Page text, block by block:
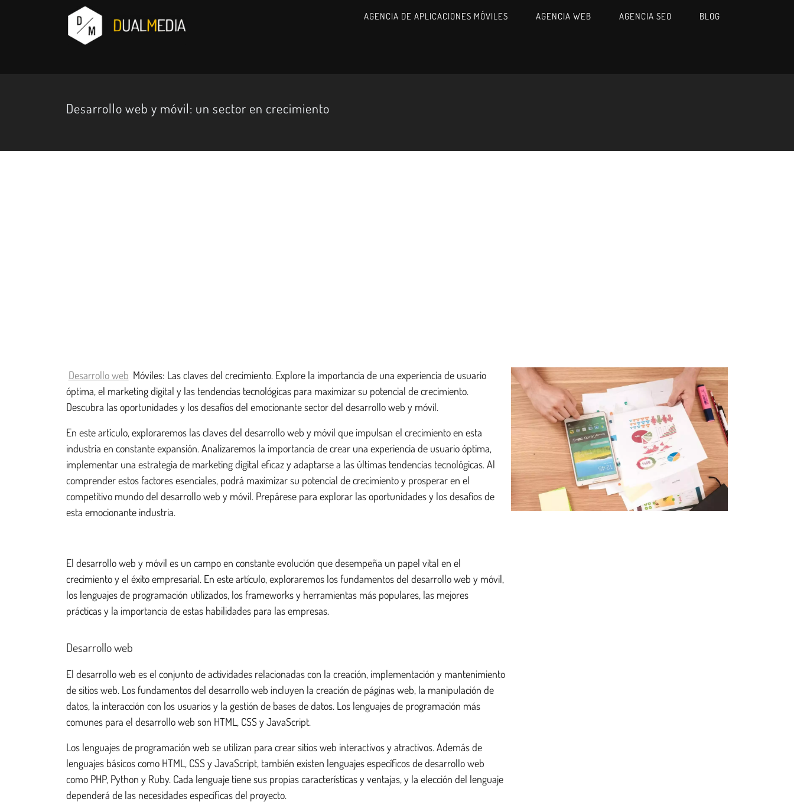
AGENCIA DE APLICACIONES MÓVILES AGENCIA WEB AGENCIA SEO BLOG
Desarrollo web y móvil: un sector en crecimiento
Desarrollo web Móviles: Las claves del crecimiento. Explore la importancia de una experiencia de usuario
óptima, el marketing digital y las tendencias tecnológicas para maximizar su potencial de crecimiento.
Descubra las oportunidades y los desafíos del emocionante sector del desarrollo web y móvil.
En este artículo, exploraremos las claves del desarrollo web y móvil que impulsan el crecimiento en esta
industria en constante expansión. Analizaremos la importancia de crear una experiencia de usuario óptima,
implementar una estrategia de marketing digital eficaz y adaptarse a las últimas tendencias tecnológicas. Al
comprender estos factores esenciales, podrá maximizar su potencial de crecimiento y prosperar en el
competitivo mundo del desarrollo web y móvil. Prepárese para explorar las oportunidades y los desafíos de
esta emocionante industria.
El desarrollo web y móvil es un campo en constante evolución que desempeña un papel vital en el
crecimiento y el éxito empresarial. En este artículo, exploraremos los fundamentos del desarrollo web y móvil,
los lenguajes de programación utilizados, los frameworks y herramientas más populares, las mejores
prácticas y la importancia de estas habilidades para las empresas.
Desarrollo web
El desarrollo web es el conjunto de actividades relacionadas con la creación, implementación y mantenimiento
de sitios web. Los fundamentos del desarrollo web incluyen la creación de páginas web, la manipulación de
datos, la interacción con los usuarios y la gestión de bases de datos. Los lenguajes de programación más
comunes para el desarrollo web son HTML, CSS y JavaScript.
Los lenguajes de programación web se utilizan para crear sitios web interactivos y atractivos. Además de
lenguajes básicos como HTML, CSS y JavaScript, también existen lenguajes específicos de desarrollo web
como PHP, Python y Ruby. Cada lenguaje tiene sus propias características y ventajas, y la elección del lenguaje
dependerá de las necesidades específicas del proyecto.